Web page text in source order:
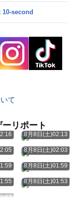
10-second
て
リポート
8月8日(土)02:13
8月8日(土)02:03
8月8日(土)01:59
8月8日(土)01:53